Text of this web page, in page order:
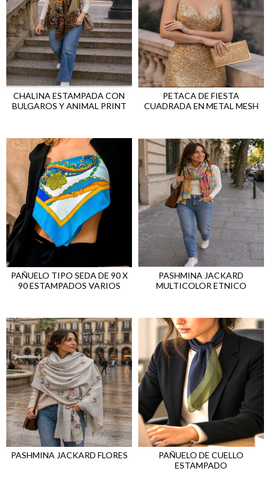
CHALINA ESTAMPADA CON
BULGAROS Y ANIMAL PRINT
PETACA DE FIESTA
CUADRADA EN METAL MESH
PAÑUELO TIPO SEDA DE 90 X
90 ESTAMPADOS VARIOS
PASHMINA JACKARD
MULTICOLOR ETNICO
PASHMINA JACKARD FLORES
PAÑUELO DE CUELLO
ESTAMPADO